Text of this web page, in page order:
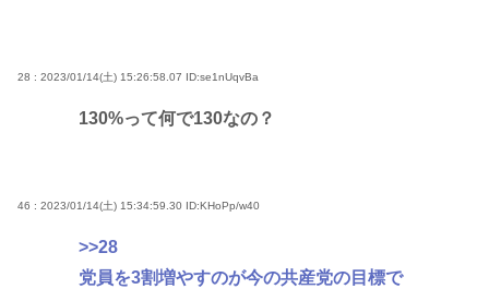
28 : 2023/01/14(土) 15:26:58.07 ID:se1nUqvBa
130%って何で130なの？
46 : 2023/01/14(土) 15:34:59.30 ID:KHoPp/w40
>>28
党員を3割増やすのが今の共産党の目標で